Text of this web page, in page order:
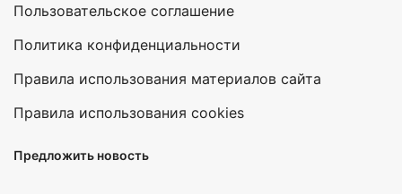
Пользовательское соглашение
Политика конфиденциальности
Правила использования материалов сайта
Правила использования cookies
Предложить новость